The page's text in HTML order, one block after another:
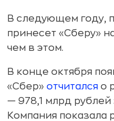
В следующем году,
принесет «Сберу»
чем в этом.
В конце октября
«Сбер» отчитался о
— 978,1 млрд рублей
Компания показала